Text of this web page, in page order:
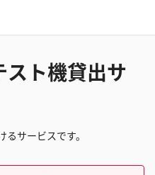
スト機貸出サ
サービスです。